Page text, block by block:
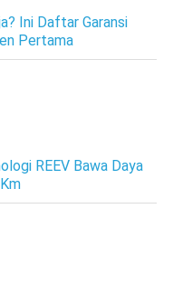
Ini Daftar Garansi
Pertama
REEV Bawa Daya